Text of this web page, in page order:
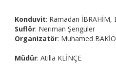
Konduvit: Ramadan İBRAHİM,
Suflör: Neriman Şengüler
Organizatör: Muhamed
Müdür: Atilla KLİNÇE